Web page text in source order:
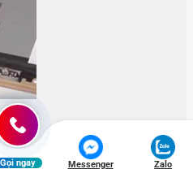
Gọi ngay Messenger Zalo